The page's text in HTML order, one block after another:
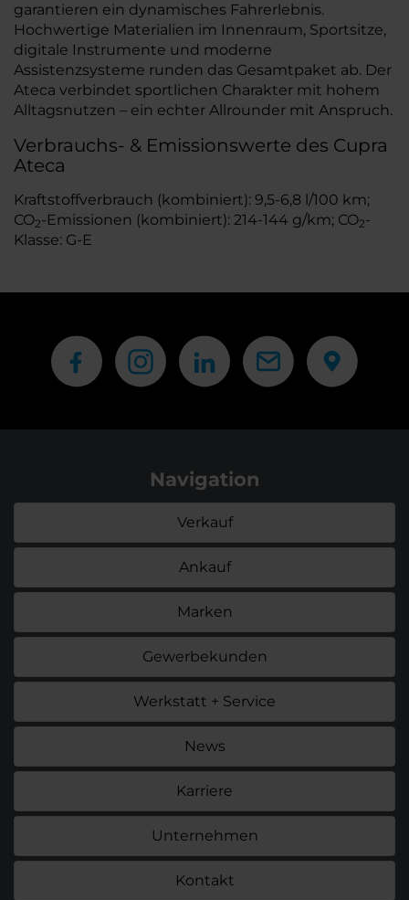
garantieren ein dynamisches Fahrerlebnis.
Hochwertige Materialien im Innenraum, Sportsitze,
digitale Instrumente und moderne
Assistenzsysteme runden das Gesamtpaket ab. Der
Ateca verbindet sportlichen Charakter mit hohem
Alltagsnutzen – ein echter Allrounder mit Anspruch.
Verbrauchs- & Emissionswerte des Cupra
Ateca
Kraftstoffverbrauch (kombiniert): 9,5-6,8 l/100 km;
CO2-Emissionen (kombiniert): 214-144 g/km; CO2-
Klasse: G-E
Navigation
Verkauf
Ankauf
Marken
Gewerbekunden
Werkstatt + Service
News
Karriere
Unternehmen
Kontakt